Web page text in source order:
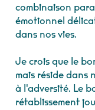
combinaison
émotionnel
dans nos vies.
Je crois que le
mais réside dans
à l'adversité. Le
rétablissement